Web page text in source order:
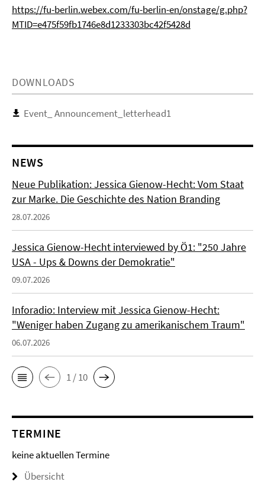
https://fu-berlin.webex.com/fu-berlin-en/onstage/g.php?
MTID=e475f59fb1746e8d1233303bc42f5428d
DOWNLOADS
Event_ Announcement_letterhead1
NEWS
Neue Publikation: Jessica Gienow-Hecht: Vom Staat
zur Marke. Die Geschichte des Nation Branding
28.07.2026
Jessica Gienow-Hecht interviewed by Ö1: "250 Jahre
USA - Ups & Downs der Demokratie"
09.07.2026
Inforadio: Interview mit Jessica Gienow-Hecht:
"Weniger haben Zugang zu amerikanischem Traum"
06.07.2026
1 / 10
TERMINE
keine aktuellen Termine
Übersicht